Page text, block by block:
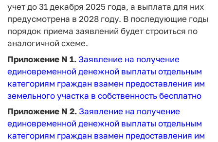
учет до 31 декабря 2025 года, а выплата для них
предусмотрена в 2028 году. В последующие годы
порядок приема заявлений будет строиться по
аналогичной схеме.
Приложение N 1. Заявление на получение
единовременной денежной выплаты отдельным
категориям граждан взамен предоставления им
земельного участка в собственность бесплатно
Приложение N 2. Заявление на получение
единовременной денежной выплаты отдельным
категориям граждан взамен предоставления им